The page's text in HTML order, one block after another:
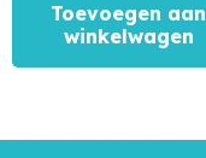
Toevoegen aan
winkelwagen